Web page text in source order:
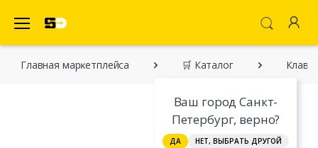
Ваш город Санкт-
Петербург, верно?
ДА НЕТ, ВЫБРАТЬ ДРУГОЙ
Главная марĸетплейса 🛒 Каталог